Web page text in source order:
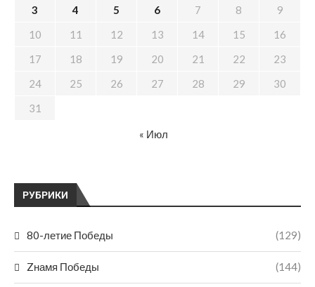
РУБРИКИ
80-летие Победы (129)
Zнамя Победы (144)
3
4 5 6 7 8
9
10
11 12 13 14 15
16
17
18 19 20 21 22
23
24
25 26 27 28 29
30
31
« Июл